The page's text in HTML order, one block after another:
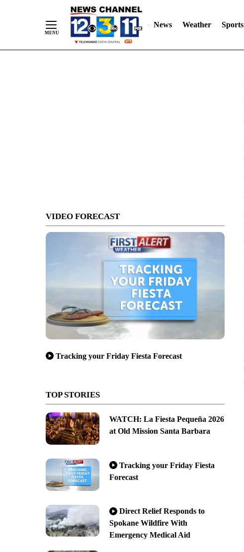
News Weather Sports
VIDEO FORECAST
Tracking your Friday Fiesta Forecast
TOP STORIES
WATCH: La Fiesta Pequeña 2026
at Old Mission Santa Barbara
Tracking your Friday Fiesta
Forecast
Direct Relief Responds to
Spokane Wildfire With
Emergency Medical Aid